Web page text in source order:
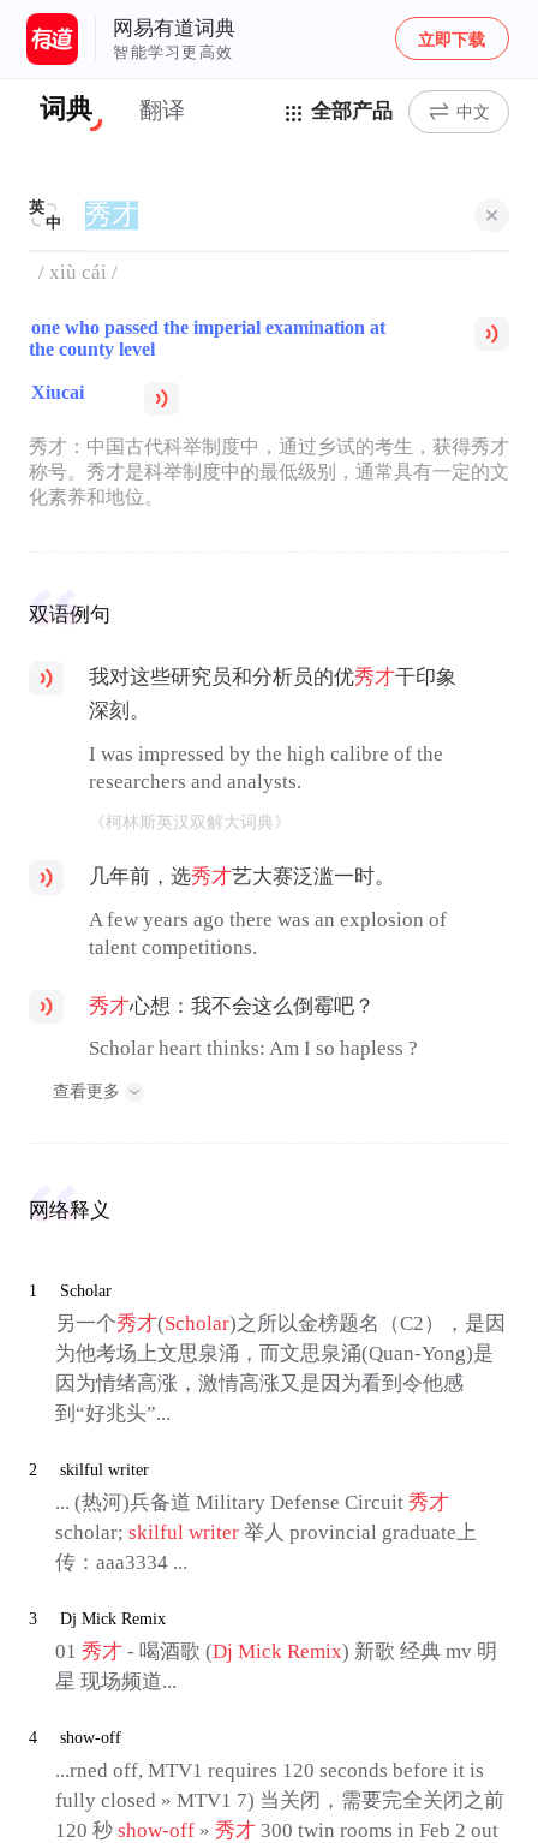
网易有道词典
智能学习更高效
立即下载
词典 翻译 全部产品 中文
英
中
/ xiù cái /
one who passed the imperial examination at
the county level
Xiucai
秀才：中国古代科举制度中，通过乡试的考生，获得秀才
称号。秀才是科举制度中的最低级别，通常具有一定的文
化素养和地位。
双语例句
我对这些研究员和分析员的优秀才干印象
深刻。
I was impressed by the high calibre of the
researchers and analysts.
《柯林斯英汉双解大词典》
几年前，选秀才艺大赛泛滥一时。
A few years ago there was an explosion of
talent competitions.
秀才心想：我不会这么倒霉吧？
Scholar heart thinks: Am I so hapless ?
查看更多
网络释义
1 Scholar
另一个秀才(Scholar)之所以金榜题名（C2），是因
为他考场上文思泉涌，而文思泉涌(Quan-Yong)是
因为情绪高涨，激情高涨又是因为看到令他感
到“好兆头”...
2 skilful writer
... (热河)兵备道 Military Defense Circuit 秀才
scholar; skilful writer举人 provincial graduate上
传：aaa3334 ...
3 Dj Mick Remix
01 秀才- 喝酒歌 (Dj Mick Remix) 新歌 经典 mv 明
星 现场频道...
4 show-off
...rned off, MTV1 requires 120 seconds before it is
fully closed » MTV1 7) 当关闭，需要完全关闭之前
120 秒 show-off» 秀才300 twin rooms in Feb 2 out